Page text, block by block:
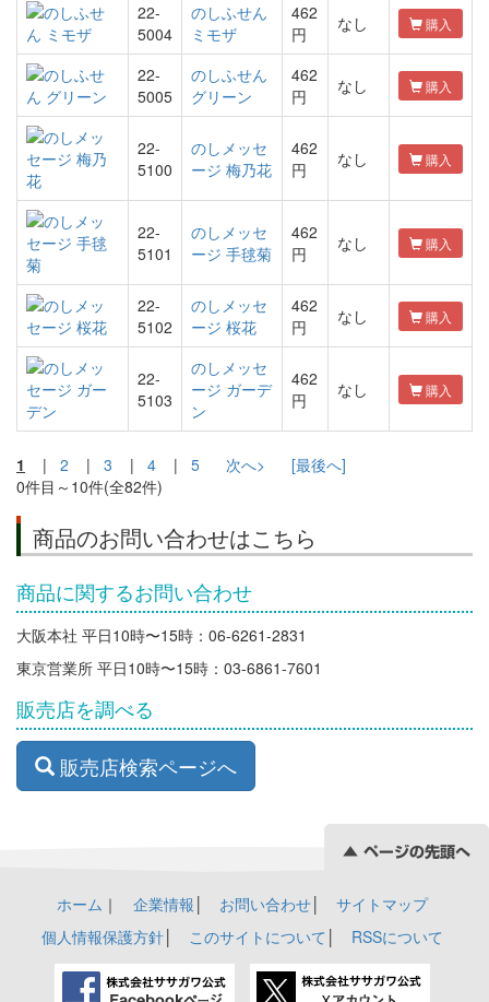
22-
5004
のしふせん
ミモザ
462
円
なし 購入
22-
5005
のしふせん
グリーン
462
円
なし 購入
22-
5100
のしメッセ
ージ 梅乃花
462
円
なし 購入
22-
5101
のしメッセ
ージ 手毬菊
462
円
なし 購入
22-
5102
のしメッセ
ージ 桜花
462
円
なし 購入
22-
5103
のしメッセ
ージ ガーデ
ン
462
円
なし 購入
1 | 2 | 3 | 4 | 5 次へ>
[最後へ]
0件目～10件(全82件)
商品のお問い合わせはこちら
商品に関するお問い合わせ
大阪本社 平日10時〜15時：06-6261-2831
東京営業所 平日10時〜15時：03-6861-7601
販売店を調べる
販売店検索ページへ
ホーム ｜ 企業情報 お問い合わせ│
サイトマップ
個人情報保護方針│ このサイトについて RSSについて